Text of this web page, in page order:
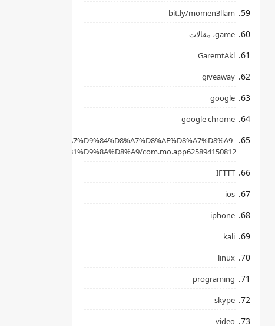
bit.ly/momen3llam
game، مقالات
GaremtAkl
giveaway
google
google chrome
ar/%D8%A7%D9%84%D8%A7%D8%AF%D8%A7%D8%A9-
com.mo.app625894150812
IFTTT
ios
iphone
kali
linux
programing
skype
video